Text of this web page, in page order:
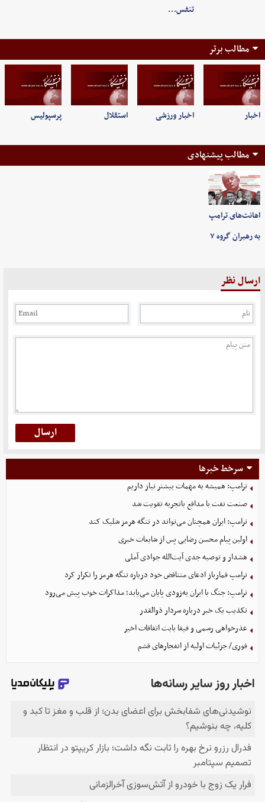
تنفس…
مطالب برتر
اخبار اخبار ورزشی استقلال پرسپولیس
مطالب پیشنهادی
اهانت‌های ترامپ
به رهبران گروه ۷
ارسال نظر
سرخط خبرها
ترامپ: همیشه به مهمات بیشتر نیاز داریم
صنعت نفت با مدافع باتجربه تقویت شد
ترامپ: ایران همچنان می‌تواند در تنگه هرمز شلیک کند
اولین پیام محسن رضایی پس از شایعات خبری
هشدار و توصیه جدی آیت‌الله جوادی آملی
ترامپ قمارباز ادعای متناقض خود درباره تنگه هرمز را تکرار کرد
ترامپ: جنگ با ایران به‌زودی پایان می‌یابد؛ مذاکرات خوب پیش می‌رود
تکذیب یک خبر درباره سردار ذوالقدر
عذرخواهی رسمی و فیفا بابت اتفاقات اخیر
فوری/ جزئیات اولیه از انفجارهای قشم